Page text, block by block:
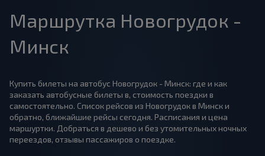
Маршрутка Новогрудок -
Минск
Купить билеты на автобус Новогрудок - Минск: где и как
заказать автобусные билеты в, стоимость поездки в
самостоятельно. Список рейсов из Новогрудок в Минск и
обратно, ближайшие рейсы сегодня. Расписания и цена
маршуртки. Добраться в дешево и без утомительных ночных
переездов, отзывы пассажиров о поездке.